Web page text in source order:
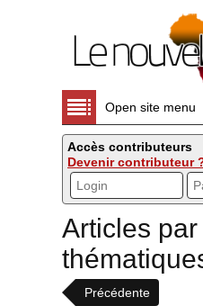
Open site menu
Accès contributeurs
Devenir contributeur
Articles par
Précédente